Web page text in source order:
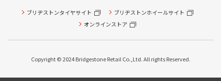
ブリヂストンタイヤサイト
ブリヂストンホイールサイト
オンラインストア
Copyright © 2024 Bridgestone Retail Co.,Ltd. All rights Reserved.
タイヤ点検・安全点検/タイヤ履き替え/オイル交換/その他
ピット作業の予約
本日のタイヤ履き替え順番待ち予約 ※クローク契約会員の